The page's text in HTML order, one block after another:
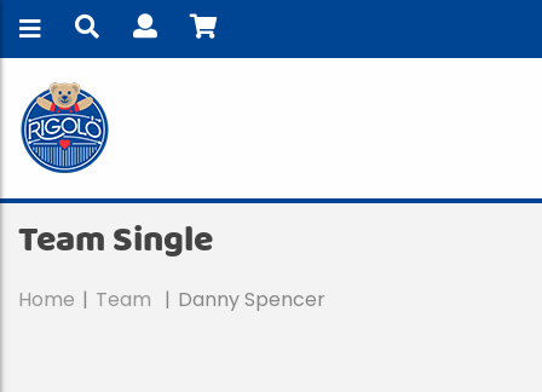
Team Single
Home Team Danny Spencer